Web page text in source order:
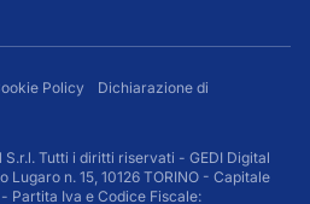
Policy
Dichiarazione di
Tutti i diritti riservati - GEDI Digital
Lugaro n. 15, 10126 TORINO - Capitale
Partita Iva e Codice Fiscale: